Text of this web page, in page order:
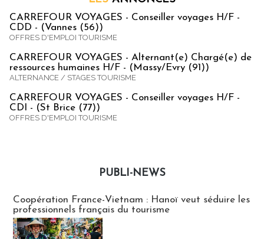
CARREFOUR VOYAGES - Conseiller voyages H/F -
CDD - (Vannes (56))
OFFRES D'EMPLOI TOURISME
CARREFOUR VOYAGES - Alternant(e) Chargé(e) de
ressources humaines H/F - (Massy/Evry (91))
ALTERNANCE / STAGES TOURISME
CARREFOUR VOYAGES - Conseiller voyages H/F -
CDI - (St Brice (77))
OFFRES D'EMPLOI TOURISME
PUBLI-NEWS
Coopération France-Vietnam : Hanoï veut séduire les
professionnels français du tourisme